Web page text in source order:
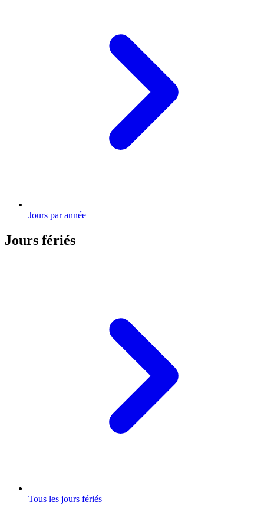
Jours par année
Jours fériés
Tous les jours fériés